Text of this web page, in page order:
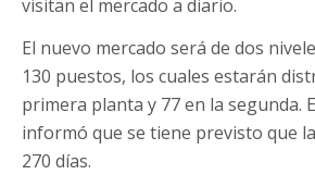
visitan el mercado a diario.
El nuevo mercado será de dos
130 puestos, los cuales estarán
primera planta y 77 en la segunda.
informó que se tiene previsto que
270 días.